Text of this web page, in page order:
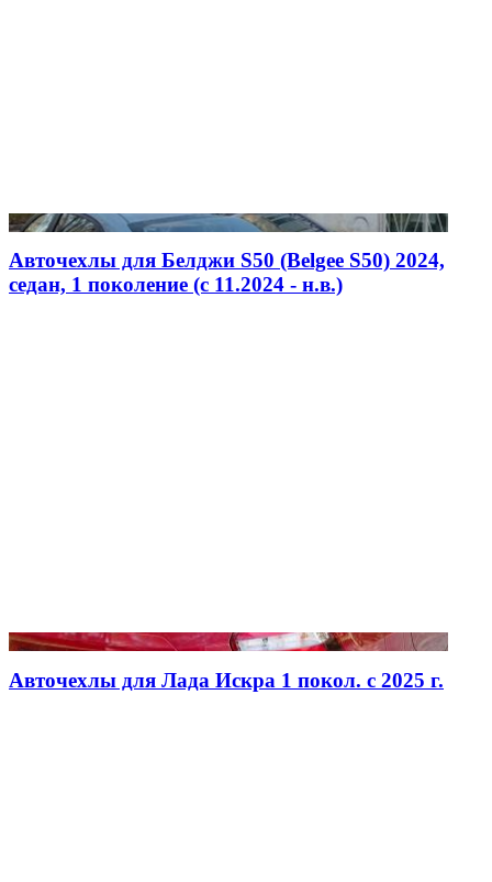
Авточехлы для Белджи S50 (Belgee S50) 2024,
седан, 1 поколение (c 11.2024 - н.в.)
Авточехлы для Лада Искра 1 покол. с 2025 г.